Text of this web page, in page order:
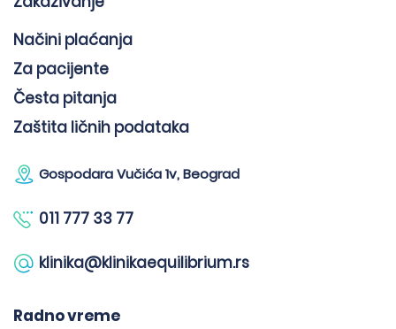
Načini plaćanja
Za pacijente
Česta pitanja
Zaštita ličnih podataka
Gospodara Vučića 1v, Beograd
011 777 33 77
klinika@klinikaequilibrium.rs
Radno vreme